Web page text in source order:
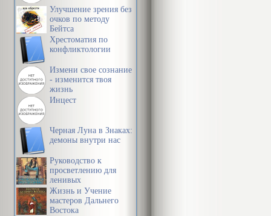
Улучшение зрения без
очков по методу
Бейтса
Хрестоматия по
конфликтологии
Измени свое сознание
- изменится твоя
жизнь
Инцест
Черная Луна в Знаках:
демоны внутри нас
Руководство к
просветлению для
ленивых
Жизнь и Учение
мастеров Дальнего
Востока